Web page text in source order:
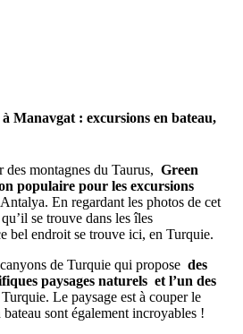
Manavgat : excursions en bateau,
montagnes du Taurus, Green
populaire pour les excursions
En regardant les photos de cet
se trouve dans les îles
bel endroit se trouve ici, en Turquie.
de Turquie qui propose des
paysages naturels et l’un des
Le paysage est à couper le
sont également incroyables !